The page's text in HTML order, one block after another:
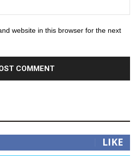
website in this browser for the next
LIKE